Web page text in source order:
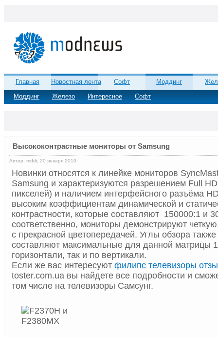
Главная
Новостная лента
Моддинг
Железо Интересное Софт
Софт Моддинг
Высококонтрастные мониторы от Samsung
Автор: mddr, 20 января 2010
Новинки относятся к линейке мониторов
Samsung и характеризуются разрешением Full
пикселей) и наличием интерфейсного разъёма
высоким коэффициентам динамической и
контрастности, которые составляют 150000:1 и
соответственно, мониторы демонстрируют
с прекрасной цветопередачей. Углы обзора
составляют максимальные для данной матрицы
горизонтали, так и по вертикали.
Если же вас интересуют филипс телевизоры
toster.com.ua вы найдете все подробности и
том числе на телевизоры Самсунг.